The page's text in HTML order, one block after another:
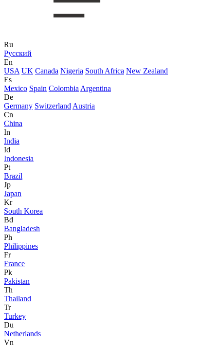
Ru
Русский
En
USA UK Canada Nigeria South Africa New Zealand
Es
Mexico Spain Colombia Argentina
De
Germany Switzerland Austria
Cn
China
In
India
Id
Indonesia
Pt
Brazil
Jp
Japan
Kr
South Korea
Bd
Bangladesh
Ph
Philippines
Fr
France
Pk
Pakistan
Th
Thailand
Tr
Turkey
Du
Netherlands
Vn